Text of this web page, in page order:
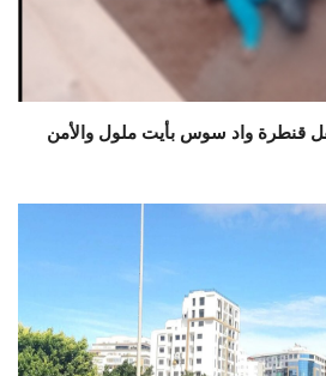
قنطرة واد سوس بأيت ملول والأمن